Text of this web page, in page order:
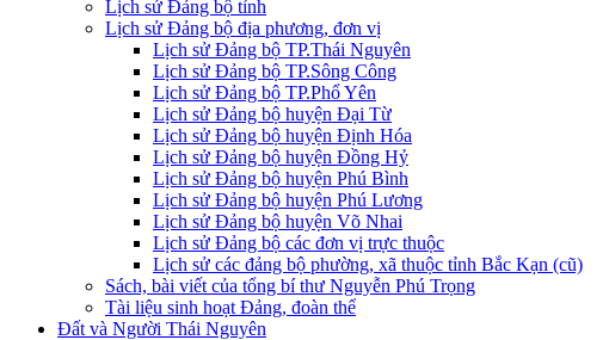
Lịch sử Đảng bộ tỉnh
Lịch sử Đảng bộ địa phương, đơn vị
Lịch sử Đảng bộ TP.Thái Nguyên
Lịch sử Đảng bộ TP.Sông Công
Lịch sử Đảng bộ TP.Phổ Yên
Lịch sử Đảng bộ huyện Đại Từ
Lịch sử Đảng bộ huyện Định Hóa
Lịch sử Đảng bộ huyện Đồng Hỷ
Lịch sử Đảng bộ huyện Phú Bình
Lịch sử Đảng bộ huyện Phú Lương
Lịch sử Đảng bộ huyện Võ Nhai
Lịch sử Đảng bộ các đơn vị trực thuộc
Lịch sử các đảng bộ phường, xã thuộc tỉnh Bắc Kạn (cũ)
Sách, bài viết của tổng bí thư Nguyễn Phú Trọng
Tài liệu sinh hoạt Đảng, đoàn thể
Đất và Người Thái Nguyên